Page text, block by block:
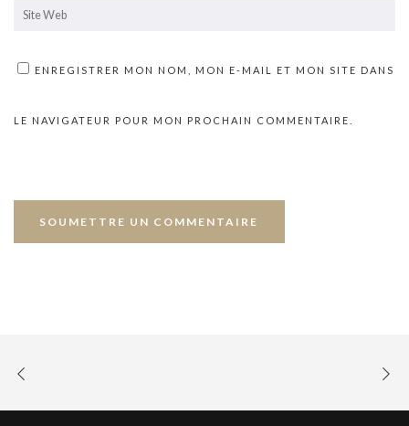
ENREGISTRER MON NOM, MON E-MAIL ET MON SITE DANS
LE NAVIGATEUR POUR MON PROCHAIN COMMENTAIRE.